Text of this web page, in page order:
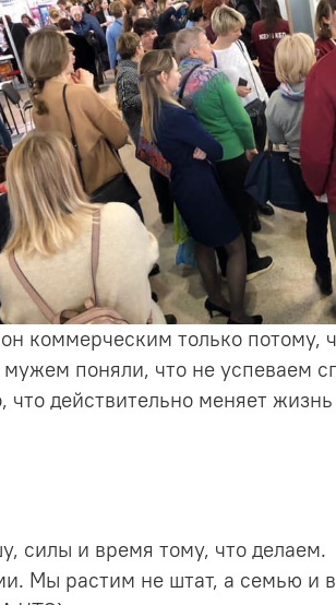
коммерческим только потому,
поняли, что не успеваем
действительно меняет
силы и время тому, что делаем.
Мы растим не штат, а семью и